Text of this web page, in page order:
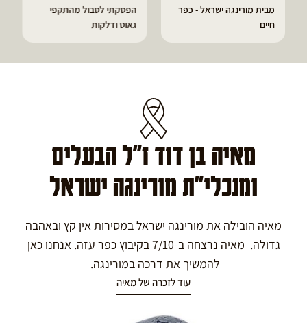
מבית מורינגה ישראל - כפר
חיים
הפסקתי לסבול מהתקפי
גאוט ודלקות
מאיה בן דוד ז"ל הבעלים
ומנכלי"ת מורינגה ישראל
מאיה הובילה את מורינגה ישראל במסירות אין קץ ובאהבה
גדולה. מאיה נרצחה ב-7/10 בקיבוץ כפר עזה. אנחנו כאן
להמשיך את דרכה במורינגה.
עוד לזכרה של מאיה